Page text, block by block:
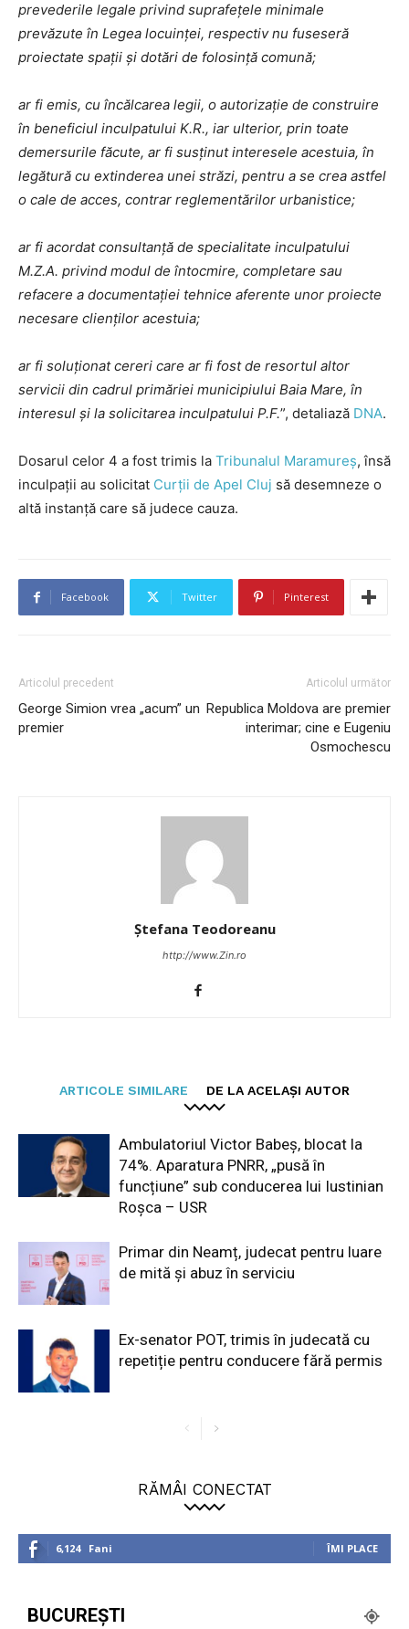
prevederile legale privind suprafețele minimale
prevăzute în Legea locuinței, respectiv nu fuseseră
proiectate spații și dotări de folosință comună;
ar fi emis, cu încălcarea legii, o autorizație de construire
în beneficiul inculpatului K.R., iar ulterior, prin toate
demersurile făcute, ar fi susținut interesele acestuia, în
legătură cu extinderea unei străzi, pentru a se crea astfel
o cale de acces, contrar reglementărilor urbanistice;
ar fi acordat consultanță de specialitate inculpatului
M.Z.A. privind modul de întocmire, completare sau
refacere a documentației tehnice aferente unor proiecte
necesare clienților acestuia;
ar fi soluționat cereri care ar fi fost de resortul altor
servicii din cadrul primăriei municipiului Baia Mare, în
interesul și la solicitarea inculpatului P.F.”, detaliază DNA.
Dosarul celor 4 a fost trimis la Tribunalul Maramureș, însă
inculpații au solicitat Curții de Apel Cluj să desemneze o
altă instanță care să judece cauza.
Facebook Twitter Pinterest
Articolul precedent
George Simion vrea „acum” un
premier
Articolul următor
Republica Moldova are premier
interimar; cine e Eugeniu
Osmochescu
Ștefana Teodoreanu
http://www.Zin.ro
ARTICOLE SIMILARE DE LA ACELAȘI AUTOR
Ambulatoriul Victor Babeș, blocat la
74%. Aparatura PNRR, „pusă în
funcțiune” sub conducerea lui Iustinian
Roșca – USR
Primar din Neamț, judecat pentru luare
de mită și abuz în serviciu
Ex-senator POT, trimis în judecată cu
repetiție pentru conducere fără permis
RĂMÂI CONECTAT
6,124 Fani ÎMI PLACE
BUCUREȘTI